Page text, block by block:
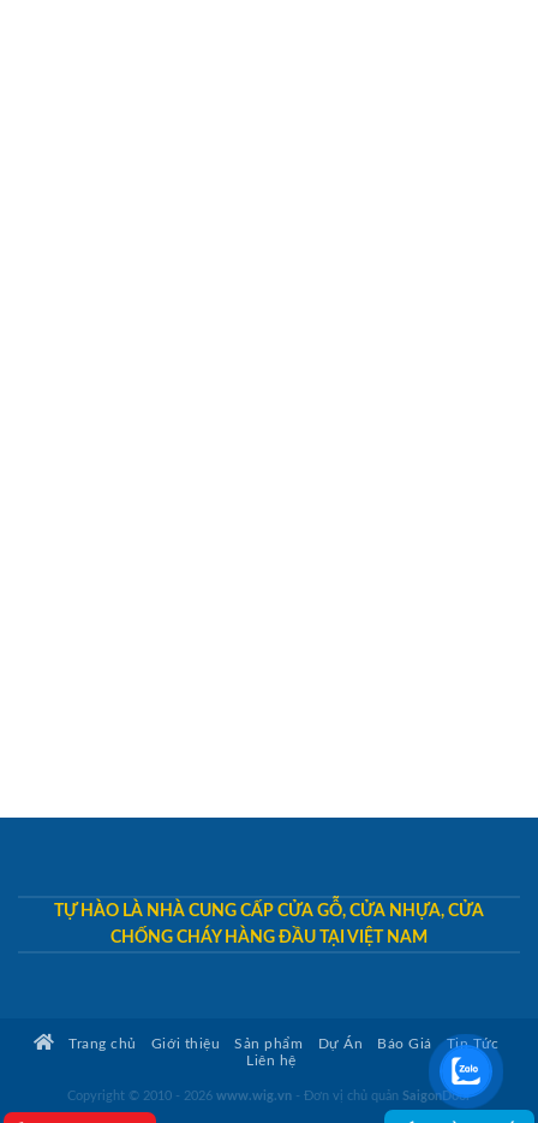
TỰ HÀO LÀ NHÀ CUNG CẤP CỬA GỖ, CỬA NHỰA, CỬA
CHỐNG CHÁY HÀNG ĐẦU TẠI VIỆT NAM
Trang chủ Giới thiệu Sản phẩm Dự Án Báo Giá
Tin Tức
Liên hệ
Copyright © 2010 - 2026 www.wig.vn - Đơn vị chủ quản SaigonDoor